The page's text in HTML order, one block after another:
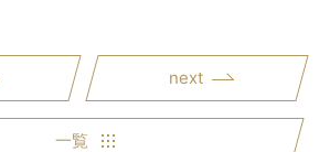
next
一覧